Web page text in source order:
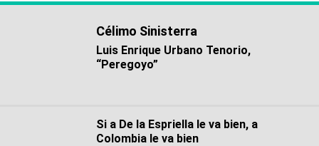
Célimo Sinisterra
Luis Enrique Urbano Tenorio,
“Peregoyo”
Si a De la Espriella le va bien, a
Colombia le va bien